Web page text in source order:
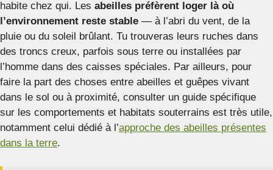
habite chez qui. Les abeilles préfèrent loger là où
l’environnement reste stable — à l’abri du vent, de la
pluie ou du soleil brûlant. Tu trouveras leurs ruches dans
des troncs creux, parfois sous terre ou installées par
l’homme dans des caisses spéciales. Par ailleurs, pour
faire la part des choses entre abeilles et guêpes vivant
dans le sol ou à proximité, consulter un guide spécifique
sur les comportements et habitats souterrains est très utile,
notamment celui dédié à l’approche des abeilles présentes
dans la terre.